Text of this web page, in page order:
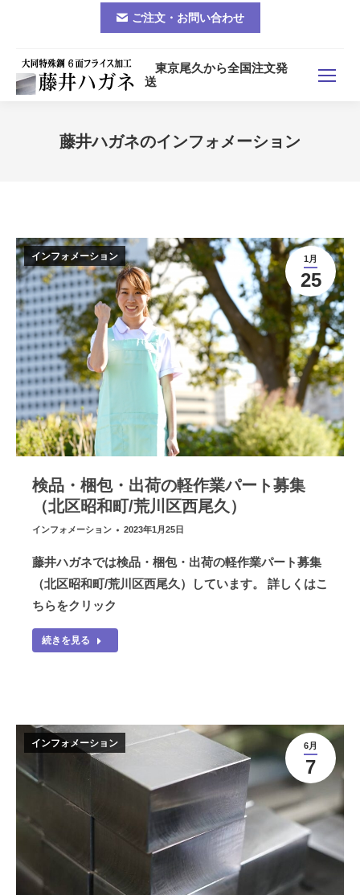
ご注文・お問い合わせ
東京尾久から全国注文発
送
藤井ハガネのインフォメーション
1月
25
インフォメーション
検品・梱包・出荷の軽作業パート募集
（北区昭和町/荒川区西尾久）
インフォメーション 2023年1月25日
藤井ハガネでは検品・梱包・出荷の軽作業パート募集
（北区昭和町/荒川区西尾久）しています。 詳しくはこ
ちらをクリック
続きを見る
6月
7
インフォメーション